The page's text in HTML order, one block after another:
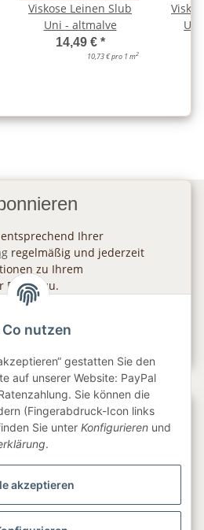
Viskose Leinen Slub
Uni - altmalve
14,49 € *
10,73 € pro 1 m2
Ihrer
regelmäßig und jederzeit
zu Ihrem
E-Mail zu.
nutzen
gestatten Sie den
auf unserer Website: PayPal
Sie können die
(Fingerabdruck-Icon links
Sie unter Konfigurieren und
.
akzeptieren